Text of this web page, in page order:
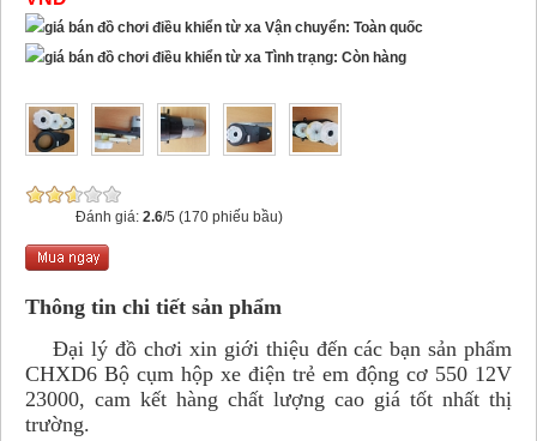
Vận chuyển: Toàn quốc
Tình trạng: Còn hàng
Đánh giá:2.6/5 (170 phiếu bầu)
Thông tin chi tiết sản phẩm
Đại lý đồ chơi xin giới thiệu đến các bạn sản phẩm
CHXD6 Bộ cụm hộp xe điện trẻ em động cơ 550 12V
23000, cam kết hàng chất lượng cao giá tốt nhất thị
trường.